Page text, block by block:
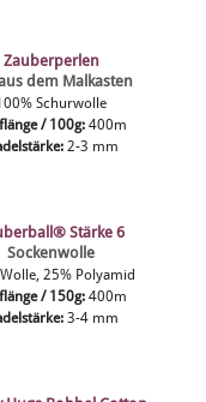
Zauberperlen
dem Malkasten
Schurwolle
/ 100g: 400m
2-3 mm
Stärke 6
Sockenwolle
25% Polyamid
/ 150g: 400m
3-4 mm